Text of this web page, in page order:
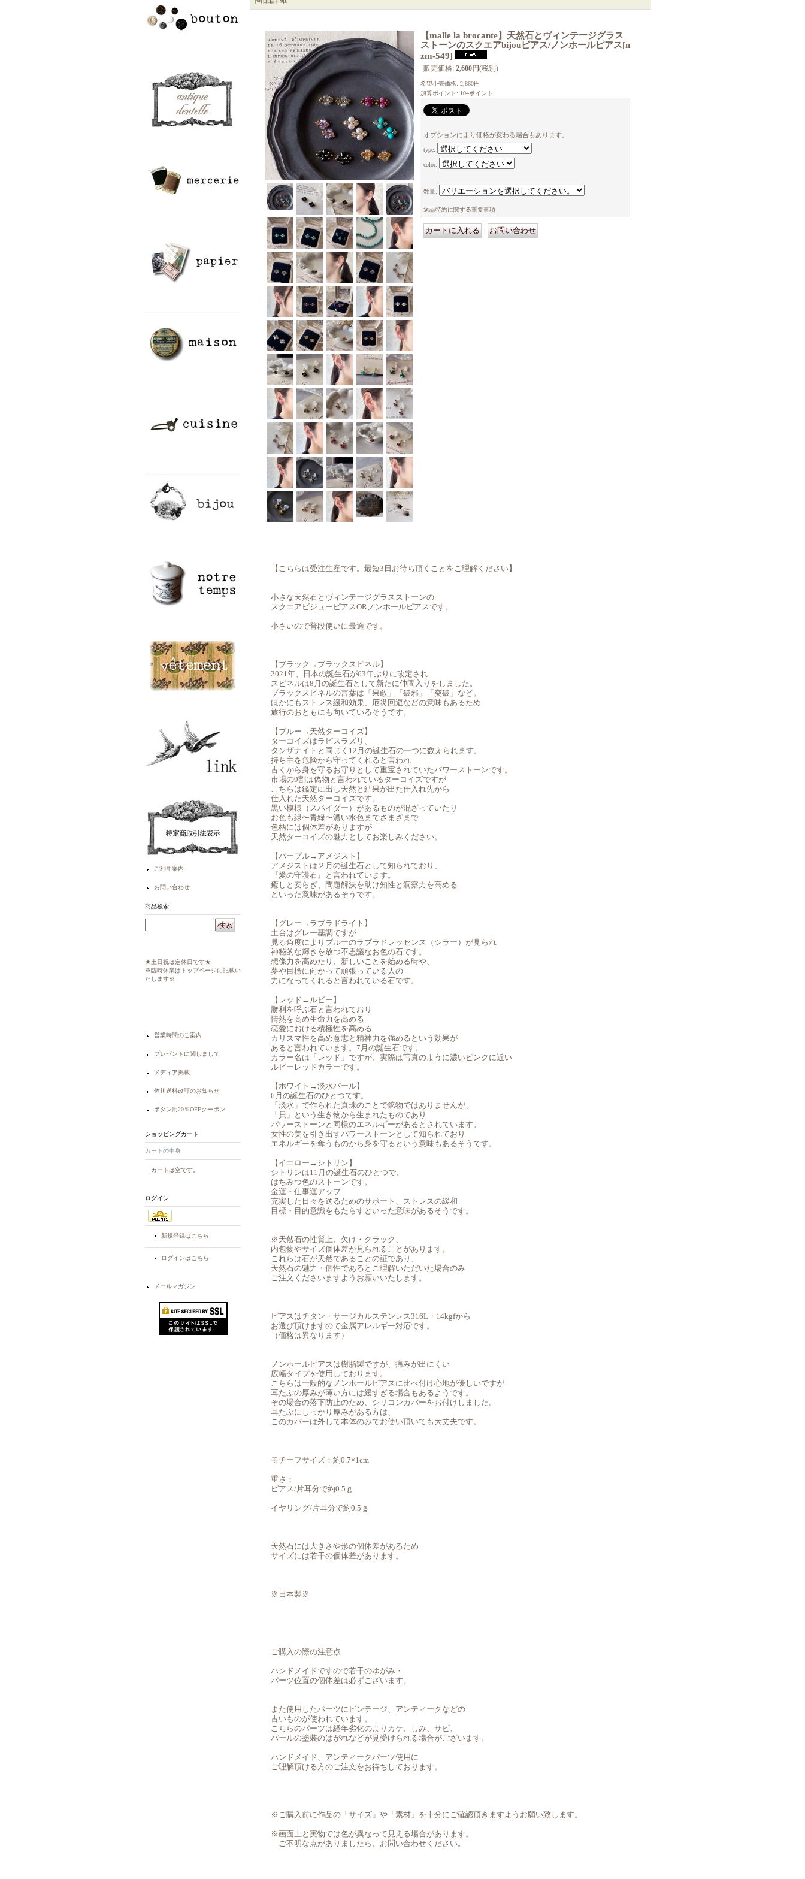
ご利用案内
お問い合わせ
商品検索
★土日祝は定休日です★
※臨時休業はトップページに記載い
たします※
営業時間のご案内
プレゼントに関しまして
メディア掲載
佐川送料改訂のお知らせ
ボタン用20％OFFクーポン
ショッピングカート
カートの中身
カートは空です。
ログイン
新規登録はこちら
ログインはこちら
メールマガジン
【malle la brocante】天然石とヴィンテージグラス
ストーンのスクエアbijouピアス/ノンホールピアス[n
zm-549]
販売価格: 2,600円(税別)
希望小売価格: 2,860円
加算ポイント: 104ポイント
オプションにより価格が変わる場合もあります。
type:
color:
数量:
返品特約に関する重要事項
【こちらは受注生産です。最短3日お待ち頂くことをご理解ください】
小さな天然石とヴィンテージグラスストーンの
スクエアビジューピアスORノンホールピアスです。
小さいので普段使いに最適です。
【ブラック→ブラックスピネル】
2021年、日本の誕生石が63年ぶりに改定され
スピネルは8月の誕生石として新たに仲間入りをしました。
ブラックスピネルの言葉は「果敢」「破邪」「突破」など。
ほかにもストレス緩和効果、厄災回避などの意味もあるため
旅行のおともにも向いているそうです。
【ブルー→天然ターコイズ】
ターコイズはラピスラズリ、
タンザナイトと同じく12月の誕生石の一つに数えられます。
持ち主を危険から守ってくれると言われ
古くから身を守るお守りとして重宝されていたパワーストーンです。
市場の9割は偽物と言われているターコイズですが
こちらは鑑定に出し天然と結果が出た仕入れ先から
仕入れた天然ターコイズです。
黒い模様（スパイダー）があるものが混ざっていたり
お色も緑〜青緑〜濃い水色までさまざまで
色柄には個体差がありますが
天然ターコイズの魅力としてお楽しみください。
【パープル→アメジスト】
アメジストは２月の誕生石として知られており、
『愛の守護石』と言われています。
癒しと安らぎ、問題解決を助け知性と洞察力を高める
といった意味があるそうです。
【グレー→ラブラドライト】
土台はグレー基調ですが
見る角度によりブルーのラブラドレッセンス（シラー）が見られ
神秘的な輝きを放つ不思議なお色の石です。
想像力を高めたり、新しいことを始める時や、
夢や目標に向かって頑張っている人の
力になってくれると言われている石です。
【レッド→ルビー】
勝利を呼ぶ石と言われており
情熱を高め生命力を高める
恋愛における積極性を高める
カリスマ性を高め意志と精神力を強めるという効果が
あると言われています。7月の誕生石です。
カラー名は「レッド」ですが、実際は写真のように濃いピンクに近い
ルビーレッドカラーです。
【ホワイト→淡水パール】
6月の誕生石のひとつです。
「淡水」で作られた真珠のことで鉱物ではありませんが、
「貝」という生き物から生まれたものであり
パワーストーンと同様のエネルギーがあるとされています。
女性の美を引き出すパワーストーンとして知られており
エネルギーを奪うものから身を守るという意味もあるそうです。
【イエロー→シトリン】
シトリンは11月の誕生石のひとつで、
はちみつ色のストーンです。
金運・仕事運アップ
充実した日々を送るためのサポート、ストレスの緩和
目標・目的意識をもたらすといった意味があるそうです。
※天然石の性質上、欠け・クラック、
内包物やサイズ個体差が見られることがあります。
これらは石が天然であることの証であり、
天然石の魅力・個性であるとご理解いただいた場合のみ
ご注文くださいますようお願いいたします。
ピアスはチタン・サージカルステンレス316L・14kgfから
お選び頂けますので金属アレルギー対応です。
（価格は異なります）
ノンホールピアスは樹脂製ですが、痛みが出にくい
広幅タイプを使用しております。
こちらは一般的なノンホールピアスに比べ付け心地が優しいですが
耳たぶの厚みが薄い方には緩すぎる場合もあるようです。
その場合の落下防止のため、シリコンカバーをお付けしました。
耳たぶにしっかり厚みがある方は、
このカバーは外して本体のみでお使い頂いても大丈夫です。
モチーフサイズ：約0.7×1cm
重さ：
ピアス/片耳分で約0.5ｇ
イヤリング/片耳分で約0.5ｇ
天然石には大きさや形の個体差があるため
サイズには若干の個体差があります。
※日本製※
ご購入の際の注意点
ハンドメイドですので若干のゆがみ・
パーツ位置の個体差は必ずございます。
また使用したパーツにビンテージ、アンティークなどの
古いものが使われています。
こちらのパーツは経年劣化のよりカケ、しみ、サビ、
パールの塗装のはがれなどが見受けられる場合がございます。
ハンドメイド、アンティークパーツ使用に
ご理解頂ける方のご注文をお待ちしております。
※ご購入前に作品の「サイズ」や「素材」を十分にご確認頂きますようお願い致します。
※画面上と実物では色が異なって見える場合があります。
ご不明な点がありましたら、お問い合わせください。